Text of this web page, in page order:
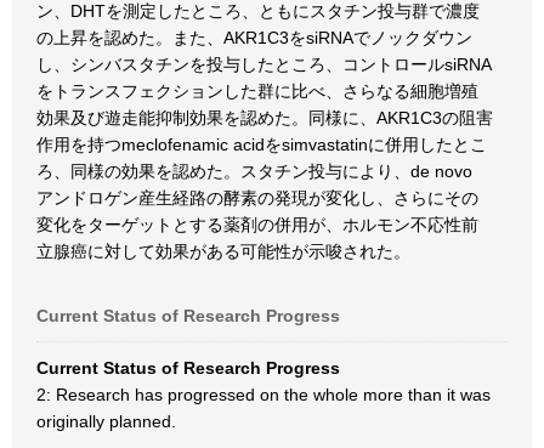
ン、DHTを測定したところ、ともにスタチン投与群で濃度
の上昇を認めた。また、AKR1C3をsiRNAでノックダウン
し、シンバスタチンを投与したところ、コントロールsiRNA
をトランスフェクションした群に比べ、さらなる細胞増殖
効果及び遊走能抑制効果を認めた。同様に、AKR1C3の阻害
作用を持つmeclofenamic acidをsimvastatinに併用したとこ
ろ、同様の効果を認めた。スタチン投与により、de novo
アンドロゲン産生経路の酵素の発現が変化し、さらにその
変化をターゲットとする薬剤の併用が、ホルモン不応性前
立腺癌に対して効果がある可能性が示唆された。
Current Status of Research Progress
Current Status of Research Progress
2: Research has progressed on the whole more than it was
originally planned.